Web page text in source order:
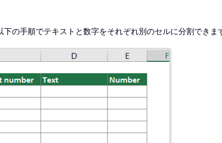
の手順でテキストと数字をそれぞれ別のセルに分割できま